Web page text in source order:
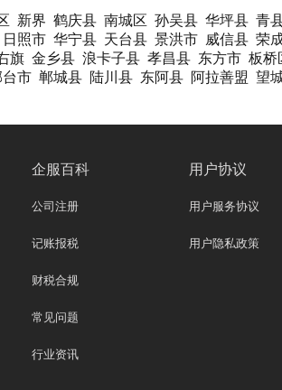
新界 鹤庆县 南城区 孙吴县 华坪县 青
日照市 华宁县 天台县 景洪市 威信县 荣
旗 金乡县 浪卡子县 孝昌县 东方市 板桥
台市 郸城县 陆川县 东阿县 阿拉善盟 望
企服百科
公司注册
记账报税
财税合规
常见问题
行业资讯
用户协议
用户服务协议
用户隐私政策